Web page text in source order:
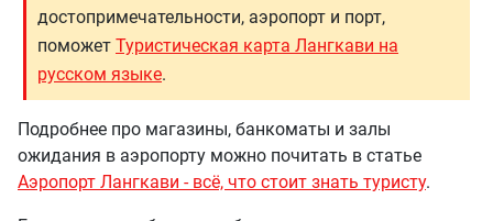
достопримечательности, аэропорт и порт,
поможет Туристическая карта Лангкави на
русском языке.
Подробнее про магазины, банкоматы и залы
ожидания в аэропорту можно почитать в статье
Аэропорт Лангкави - всё, что стоит знать туристу.